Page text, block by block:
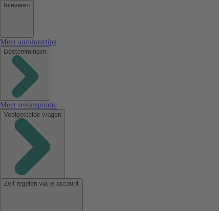
Inleveren
Meer autohuurtips
Bestemmingen
Meer reisinspiratie
Veelgestelde vragen
Zelf regelen via je account